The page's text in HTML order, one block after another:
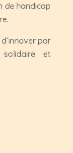
de handicap
par
et